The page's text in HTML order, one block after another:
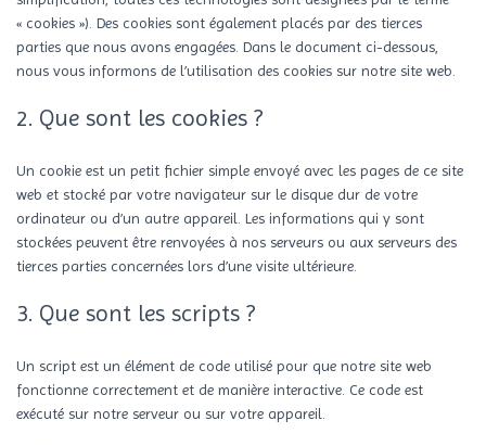
« cookies »). Des cookies sont également placés par des tierces
parties que nous avons engagées. Dans le document ci-dessous,
nous vous informons de l’utilisation des cookies sur notre site web.
2. Que sont les cookies ?
Un cookie est un petit fichier simple envoyé avec les pages de ce site
web et stocké par votre navigateur sur le disque dur de votre
ordinateur ou d’un autre appareil. Les informations qui y sont
stockées peuvent être renvoyées à nos serveurs ou aux serveurs des
tierces parties concernées lors d’une visite ultérieure.
3. Que sont les scripts ?
Un script est un élément de code utilisé pour que notre site web
fonctionne correctement et de manière interactive. Ce code est
exécuté sur notre serveur ou sur votre appareil.